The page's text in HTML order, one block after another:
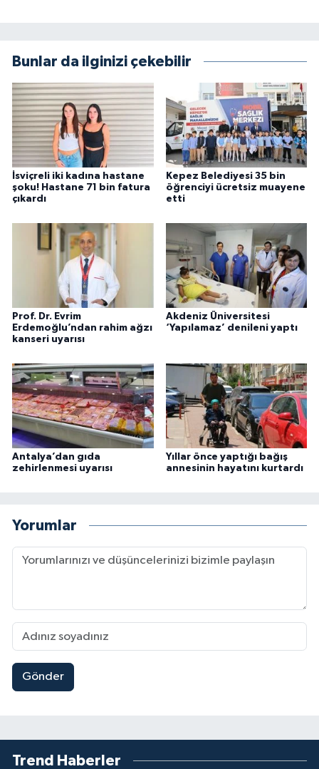
Bunlar da ilginizi çekebilir
İsviçreli iki kadına hastane
şoku! Hastane 71 bin fatura
çıkardı
Kepez Belediyesi 35 bin
öğrenciyi ücretsiz muayene
etti
Prof. Dr. Evrim
Erdemoğlu’ndan rahim ağzı
kanseri uyarısı
Akdeniz Üniversitesi
‘Yapılamaz’ denileni yaptı
Antalya’dan gıda
zehirlenmesi uyarısı
Yıllar önce yaptığı bağış
annesinin hayatını kurtardı
Yorumlar
Gönder
Trend Haberler